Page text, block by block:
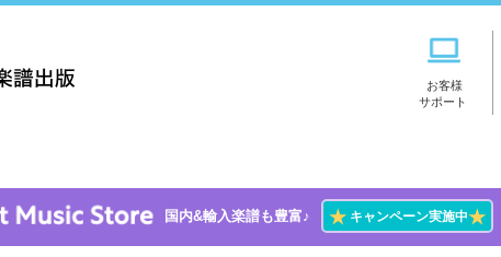
お客様
サポート
国内&輸入楽譜も豊富♪ ★キャンペーン実施中★